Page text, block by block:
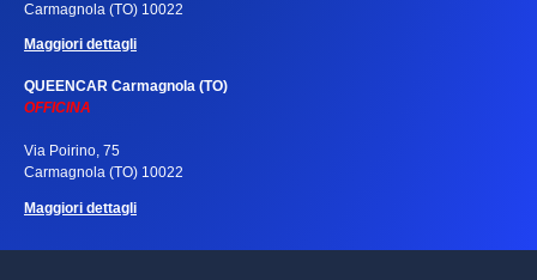
Carmagnola (TO) 10022
Maggiori dettagli
QUEENCAR Carmagnola (TO)
OFFICINA
Via Poirino, 75
Carmagnola (TO) 10022
Maggiori dettagli